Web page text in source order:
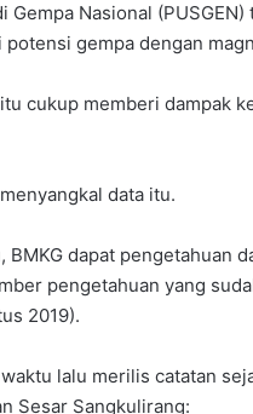
Gempa Nasional
gempa dengan
cukup memberi dampak
data itu.
BMKG dapat pengetahuan
pengetahuan yang
2019).
lalu merilis catatan
Sesar Sangkulirang: